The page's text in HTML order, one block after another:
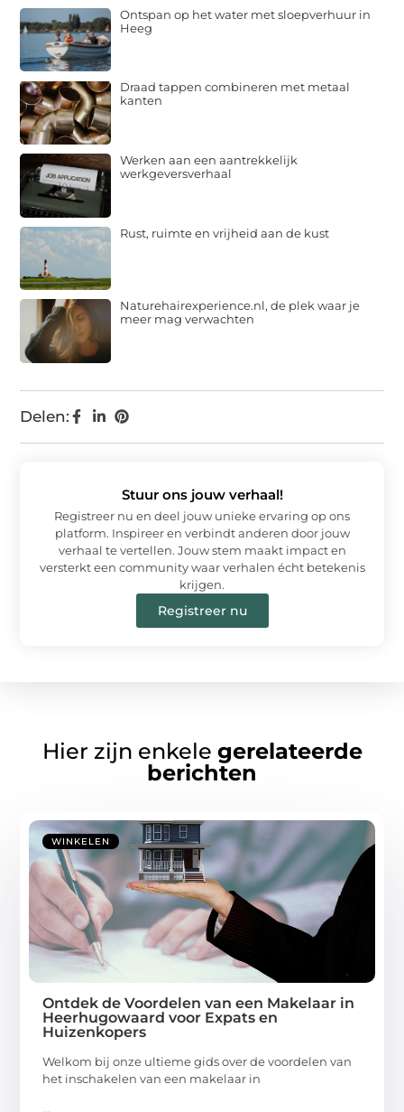
Delen:
Ontspan op het water met sloepverhuur in
Heeg
Draad tappen combineren met metaal
kanten
Werken aan een aantrekkelijk
werkgeversverhaal
Rust, ruimte en vrijheid aan de kust
Naturehairexperience.nl, de plek waar je
meer mag verwachten
Stuur ons jouw verhaal!
Registreer nu en deel jouw unieke ervaring op ons
platform. Inspireer en verbindt anderen door jouw
verhaal te vertellen. Jouw stem maakt impact en
versterkt een community waar verhalen écht betekenis
krijgen.
Registreer nu
Hier zijn enkele gerelateerde
berichten
WINKELEN
Ontdek de Voordelen van een Makelaar in
Heerhugowaard voor Expats en
Huizenkopers
Welkom bij onze ultieme gids over de voordelen van
het inschakelen van een makelaar in
...